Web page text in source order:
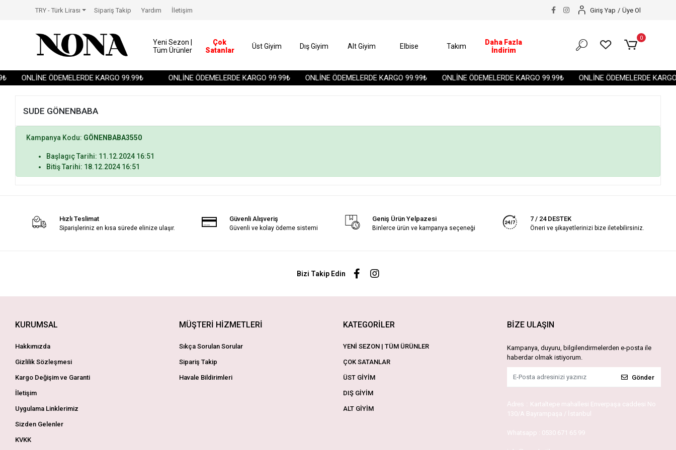
ONLİNE ÖDEMELERDE KARGO 99.99₺ ONLİNE ÖDEMELERDE KARGO 99.99₺ ONLİNE ÖDEMELERDE KARGO 99.99₺ ONLİNE ÖDEMELERDE KARGO 99.99₺ ONLİNE ÖDEMELERDE
TRY - Türk Lirası Sipariş Takip Yardım İletişim Giriş Yap / Üye Ol
Yeni Sezon |
Tüm Ürünler
Çok
Satanlar
Üst Giyim Dış Giyim Alt Giyim Elbise Takım
Daha Fazla
İndirim
0
SUDE GÖNENBABA
Kampanya Kodu: GÖNENBABA3550
Başlagıç Tarihi: 11.12.2024 16:51
Bitiş Tarihi: 18.12.2024 16:51
Hızlı Teslimat
Siparişleriniz en kısa sürede elinize ulaşır.
Güvenli Alışveriş
Güvenli ve kolay ödeme sistemi
Geniş Ürün Yelpazesi
Binlerce ürün ve kampanya seçeneği
7 / 24 DESTEK
Öneri ve şikayetlerinizi bize iletebilirsiniz.
Bizi Takip Edin
KURUMSAL
Hakkımızda
Gizlilik Sözleşmesi
Kargo Değişim ve Garanti
İletişim
Uygulama Linklerimiz
Sizden Gelenler
KVKK
MÜŞTERİ HİZMETLERİ
Sıkça Sorulan Sorular
Sipariş Takip
Havale Bildirimleri
KATEGORİLER
YENİ SEZON | TÜM ÜRÜNLER
ÇOK SATANLAR
ÜST GİYİM
DIŞ GİYİM
ALT GİYİM
BİZE ULAŞIN
Kampanya, duyuru, bilgilendirmelerden e-posta ile
haberdar olmak istiyorum.
Gönder
Adres : Kartaltepe mahallesi Enverpaşa caddesi No
130/A Bayrampaşa / İstanbul
Whatsapp : 0530 671 65 99